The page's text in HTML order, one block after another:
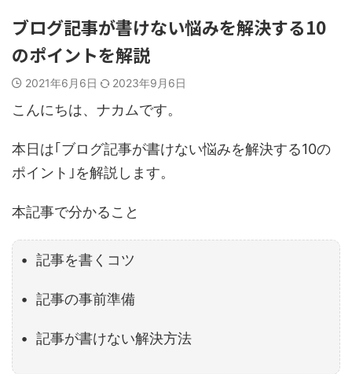
ブログ記事が書けない悩みを解決する10
のポイントを解説
2021年6月6日 2023年9月6日
こんにちは、ナカムです。
本日は｢ブログ記事が書けない悩みを解決する10の
ポイント｣を解説します。
本記事で分かること
• 記事を書くコツ
• 記事の事前準備
• 記事が書けない解決方法